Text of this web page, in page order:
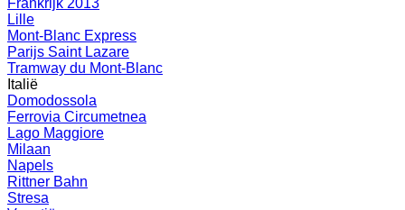
Frankrijk 2013
Lille
Mont-Blanc Express
Parijs Saint Lazare
Tramway du Mont-Blanc
Italië
Domodossola
Ferrovia Circumetnea
Lago Maggiore
Milaan
Napels
Rittner Bahn
Stresa